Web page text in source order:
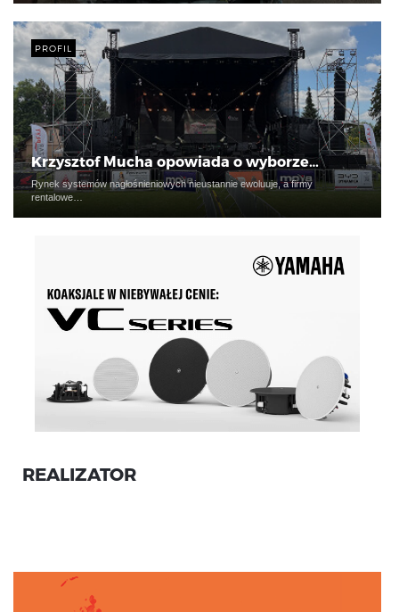
PROFIL
Krzysztof Mucha opowiada o wyborze…
Rynek systemów nagłośnieniowych nieustannie ewoluuje, a firmy
rentalowe…
REALIZATOR